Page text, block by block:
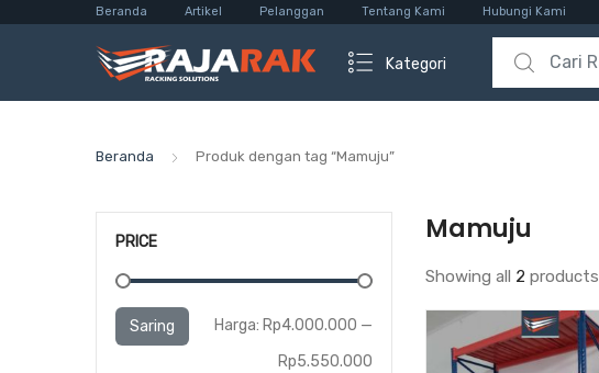
Beranda Artikel Pelanggan Tentang Kami Hubungi Kami
Kategori
Search for:
Beranda Produk dengan tag “Mamuju”
Mamuju
Showing all 2 products
PRICE
Saring Harga: Rp4.000.000 —
Rp5.550.000